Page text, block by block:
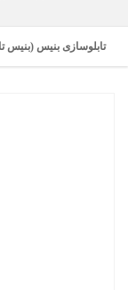
تابلوسازی بنیس (بنیس